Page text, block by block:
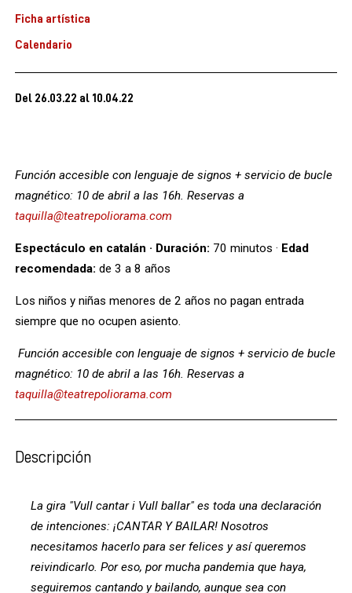
Ficha artística
Calendario
Del 26.03.22 al 10.04.22
Función accesible con lenguaje de signos + servicio de bucle
magnético: 10 de abril a las 16h. Reservas a
taquilla@teatrepoliorama.com
Espectáculo en catalán · Duración: 70 minutos · Edad
recomendada: de 3 a 8 años
Los niños y niñas menores de 2 años no pagan entrada
siempre que no ocupen asiento.
Función accesible con lenguaje de signos + servicio de bucle
magnético: 10 de abril a las 16h. Reservas a
taquilla@teatrepoliorama.com
Descripción
La gira "Vull cantar i Vull ballar" es toda una declaración
de intenciones: ¡CANTAR Y BAILAR! Nosotros
necesitamos hacerlo para ser felices y así queremos
reivindicarlo. Por eso, por mucha pandemia que haya,
seguiremos cantando y bailando, aunque sea con